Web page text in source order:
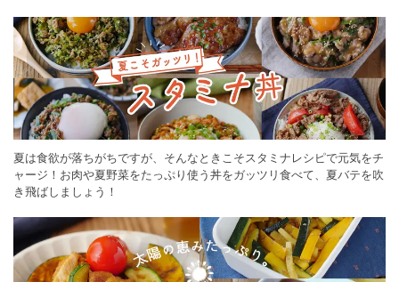
夏は食欲が落ちがちですが、そんなときこそスタミナレシピで元気をチ
ャージ！お肉や夏野菜をたっぷり使う丼をガッツリ食べて、夏バテを吹
き飛ばしましょう！